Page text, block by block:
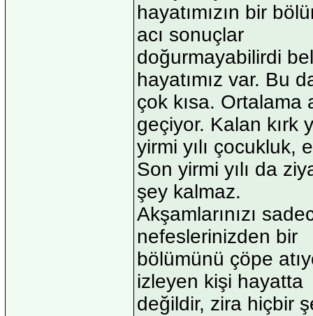
hayatımızın bir
acı sonuçlar
doğurmayabilirdi
hayatımız var. Bu
çok kısa. Ortalama
geçiyor. Kalan kırk
yirmi yılı çocukluk,
Son yirmi yılı da
şey kalmaz.
Akşamlarınızı
nefeslerinizden bir
bölümünü çöpe
izleyen kişi hayatta
değildir, zira hiçbir